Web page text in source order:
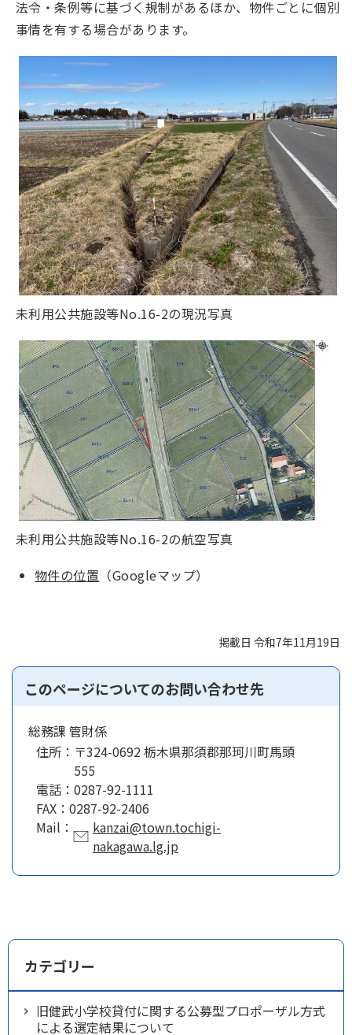
法令・条例等に基づく規制があるほか、物件ごとに個別
事情を有する場合があります。
未利用公共施設等No.16-2の現況写真
未利用公共施設等No.16-2の航空写真
物件の位置 （Googleマップ）
掲載日 令和7年11月19日
このページについてのお問い合わせ先
総務課 管財係
住所： 〒324-0692 栃木県那須郡那珂川町馬頭
555
電話： 0287-92-1111
FAX： 0287-92-2406
Mail：
kanzai@town.tochigi-
nakagawa.lg.jp
カテゴリー
旧健武小学校貸付に関する公募型プロポーザル方式
による選定結果について